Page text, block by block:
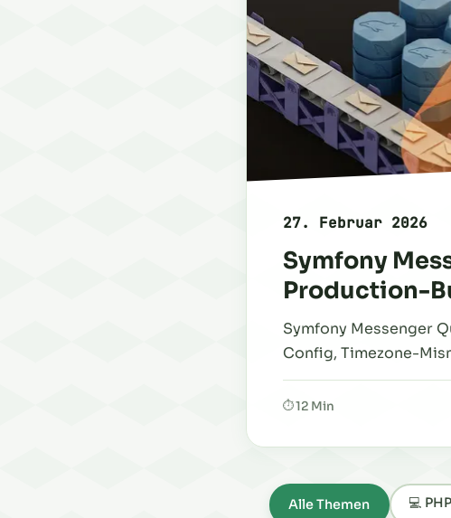
27. Februar 2026
Symfony
Production-
Symfony Messenger
Config, Timezone-
12 Min
Alle Themen 💻 PHP